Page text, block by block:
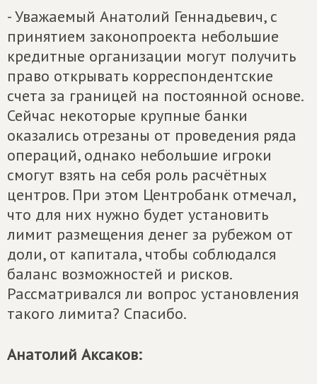
- Уважаемый Анатолий Геннадьевич, с
принятием законопроекта небольшие
кредитные организации могут получить
право открывать корреспондентские
счета за границей на постоянной основе.
Сейчас некоторые крупные банки
оказались отрезаны от проведения ряда
операций, однако небольшие игроки
смогут взять на себя роль расчётных
центров. При этом Центробанк отмечал,
что для них нужно будет установить
лимит размещения денег за рубежом от
доли, от капитала, чтобы соблюдался
баланс возможностей и рисков.
Рассматривался ли вопрос установления
такого лимита? Спасибо.
Анатолий Аксаков: